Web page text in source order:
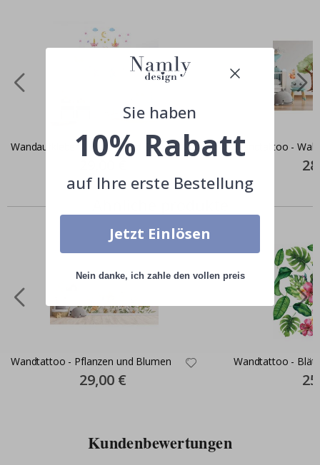
Wandaufkleber - Einhorn und Sterne Wandtattoo -
Wandtattoo - Pflanzen und Blumen
Special
Price
29,00 €
Wandtattoo -
Kundenbewertungen
Sie haben
10% Rabatt
auf Ihre erste Bestellung
Jetzt Einlösen
Nein danke, ich zahle den vollen preis